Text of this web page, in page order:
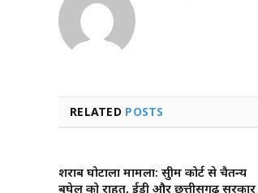
RELATED POSTS
शराब घोटाला मामला: सुप्रीम कोर्ट से चैतन्य
बघेल को राहत, ईडी और छत्तीसगढ़ सरकार